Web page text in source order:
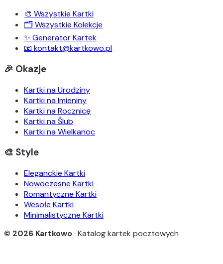
🎨 Wszystkie Kartki
🗂️ Wszystkie Kolekcje
✨ Generator Kartek
📧 kontakt@kartkowo.pl
🎉 Okazje
Kartki na Urodziny
Kartki na Imieniny
Kartki na Rocznicę
Kartki na Ślub
Kartki na Wielkanoc
🎨 Style
Eleganckie Kartki
Nowoczesne Kartki
Romantyczne Kartki
Wesołe Kartki
Minimalistyczne Kartki
© 2026 Kartkowo· Katalog kartek pocztowych